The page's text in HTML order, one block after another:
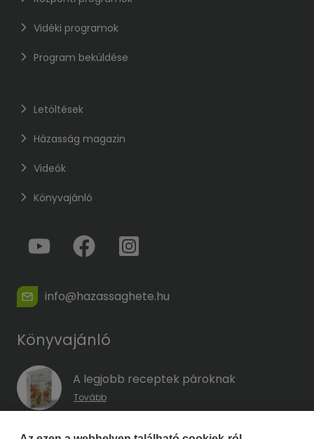
Vidéki programok
Program beküldése
Letöltések
Házasság magazin
Videók
Könyvajánló
info@hazassaghete.hu
Könyvajánló
A legjobb receptek pároknak
Tovább
A hűség kódja – Hogyan előzd meg a